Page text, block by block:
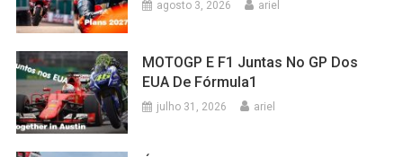
agosto 3, 2026 ariel
MOTOGP E F1 Juntas No GP Dos
EUA De Fórmula1
julho 31, 2026 ariel